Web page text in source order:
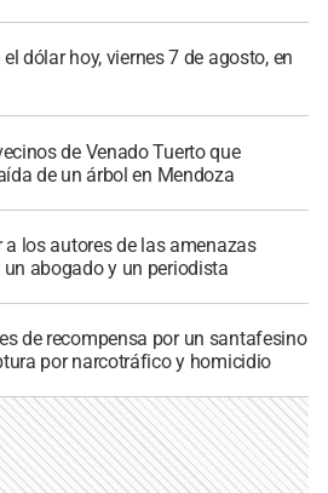
dólar hoy, viernes 7 de agosto, en
de Venado Tuerto que
de un árbol en Mendoza
los autores de las amenazas
abogado y un periodista
de recompensa por un santafesino
por narcotráfico y homicidio